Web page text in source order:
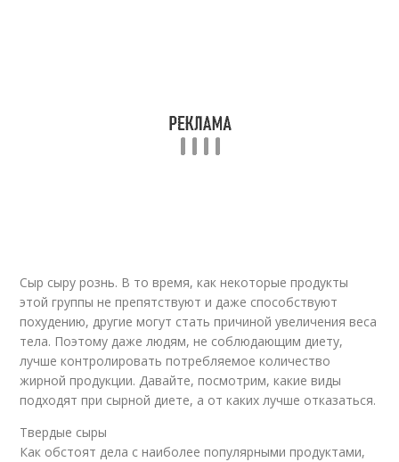
Сыр сыру рознь. В то время, как некоторые продукты
этой группы не препятствуют и даже способствуют
похудению, другие могут стать причиной увеличения веса
тела. Поэтому даже людям, не соблюдающим диету,
лучше контролировать потребляемое количество
жирной продукции. Давайте, посмотрим, какие виды
подходят при сырной диете, а от каких лучше отказаться.
Твердые сыры
Как обстоят дела с наиболее популярными продуктами,